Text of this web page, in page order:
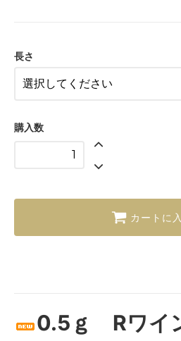
長さ
購入数
カートに
0.5ｇ Rワイ